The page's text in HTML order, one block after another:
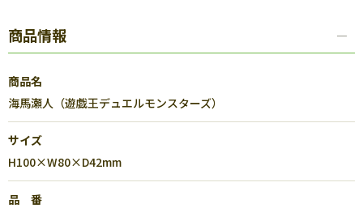
商品情報
商品名
海馬瀬人（遊戯王デュエルモンスターズ）
サイズ
H100×W80×D42mm
品 番